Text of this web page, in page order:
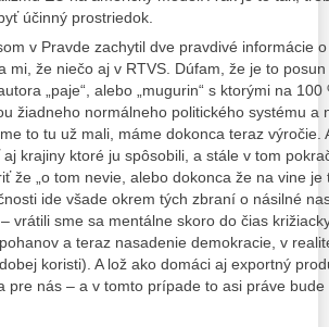
účinný prostriedok.
v Pravde zachytil dve pravdivé informácie
mi, že niečo aj v RTVS. Dúfam, že je to
„paje“, alebo „mugurin“ s ktorými na
žiadneho normálneho politického systému a
to tu už mali, máme dokonca teraz
krajiny ktoré ju spôsobili, a stále v tom
že „o tom nevie, alebo dokonca že na vine
ide všade okrem tých zbraní o násilné
vrátili sme sa mentálne skoro do čias
a teraz nasadenie demokracie, v
koristi). A lož ako domáci aj exportný
pre nás – a v tomto prípade to asi práve bude